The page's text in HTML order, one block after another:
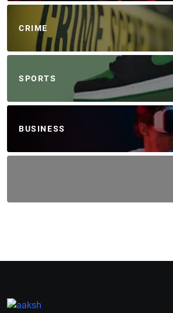
CRIME
SPORTS
BUSINESS